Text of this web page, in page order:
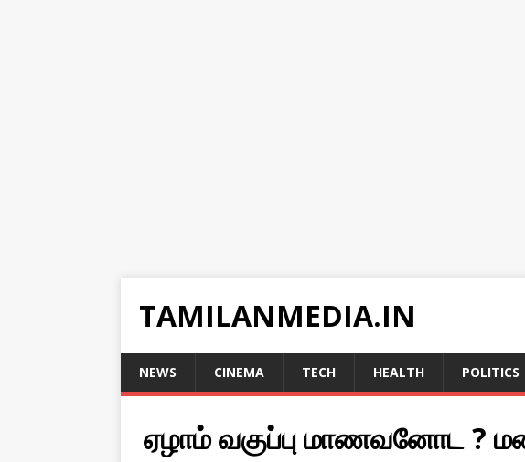
TAMILANMEDIA.IN
NEWS CINEMA TECH HEALTH POLITICS
ஏழாம் வகுப்பு மாணவனோட ?